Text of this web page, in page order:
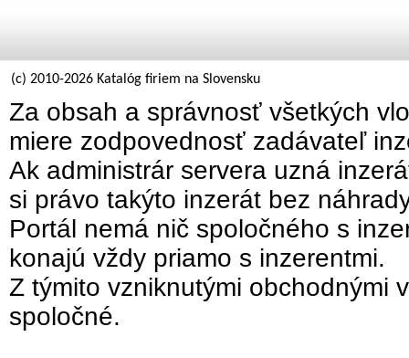
(c) 2010-2026 Katalóg firiem na Slovensku
Za obsah a správnosť všetkých
miere zodpovednosť zadávateľ
Ak administrár servera uzná
si právo takýto inzerát bez
Portál nemá nič spoločného s
konajú vždy priamo s inzerentmi.
Z týmito vzniknutými obchodnými
spoločné.